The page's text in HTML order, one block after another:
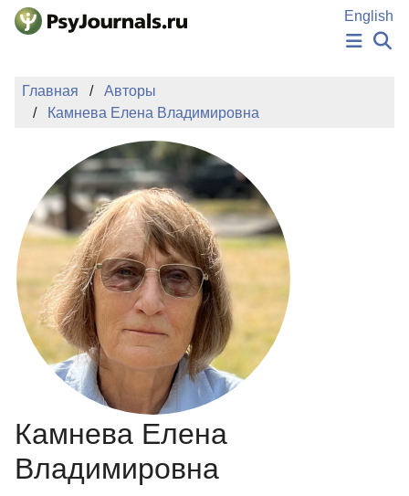
Перейти к основному содержанию
English
АВТОРЫ
ПОДАТЬ РУКОПИСЬ
БАЗА ЗНАНИЙ
КЛЮЧЕВЫЕ СЛОВА
Регистрация
Главная
Авторы
Камнева Елена Владимировна
Камнева Елена
Владимировна